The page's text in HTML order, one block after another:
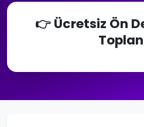
👉 Ücretsiz Ön